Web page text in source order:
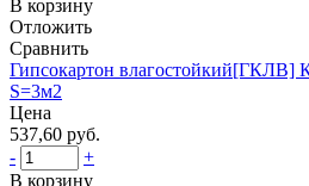
В корзину
Отложить
Сравнить
Гипсокартон влагостойкий[ГКЛВ]
S=3м2
Цена
537,60 руб.
-
+
В корзину